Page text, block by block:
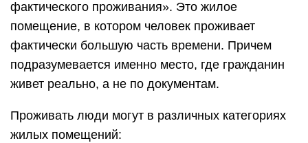
фактического проживания». Это жилое
помещение, в котором человек проживает
фактически большую часть времени. Причем
подразумевается именно место, где гражданин
живет реально, а не по документам.
Проживать люди могут в различных категориях
жилых помещений: